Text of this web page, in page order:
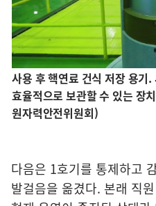
사용 후 핵연료 건식 저장 용기
효율적으로 보관할 수 있는 장
원자력안전위원회)
다음은 1호기를 통제하고
발걸음을 옮겼다. 본래 직